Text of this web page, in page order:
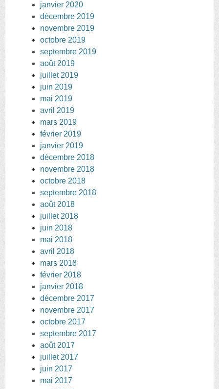
janvier 2020
décembre 2019
novembre 2019
octobre 2019
septembre 2019
août 2019
juillet 2019
juin 2019
mai 2019
avril 2019
mars 2019
février 2019
janvier 2019
décembre 2018
novembre 2018
octobre 2018
septembre 2018
août 2018
juillet 2018
juin 2018
mai 2018
avril 2018
mars 2018
février 2018
janvier 2018
décembre 2017
novembre 2017
octobre 2017
septembre 2017
août 2017
juillet 2017
juin 2017
mai 2017